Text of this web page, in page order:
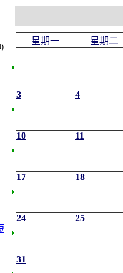
星期一 星期二
3 4
10 11
17 18
24 25
31